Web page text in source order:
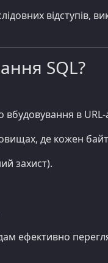
відступів,
SQL?
вбудовування в
де кожен байт
захист).
ефективно